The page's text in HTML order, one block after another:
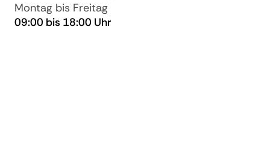
Montag bis Freitag
09:00 bis 18:00 Uhr